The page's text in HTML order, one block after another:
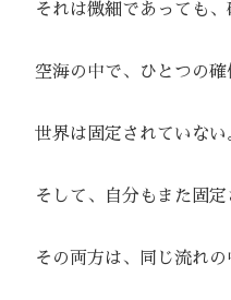
それは微細であっても、
空海の中で、ひとつの確
世界は固定されていない
そして、自分もまた固定
その両方は、同じ流れの